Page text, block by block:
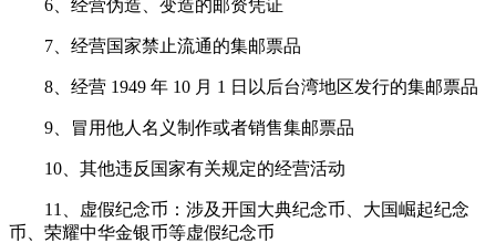
6、经营伪造、变造的邮资凭证
7、经营国家禁止流通的集邮票品
8、经营 1949 年 10 月 1 日以后台湾地区发行的集邮票品
9、冒用他人名义制作或者销售集邮票品
10、其他违反国家有关规定的经营活动
11、虚假纪念币：涉及开国大典纪念币、大国崛起纪念
币、荣耀中华金银币等虚假纪念币